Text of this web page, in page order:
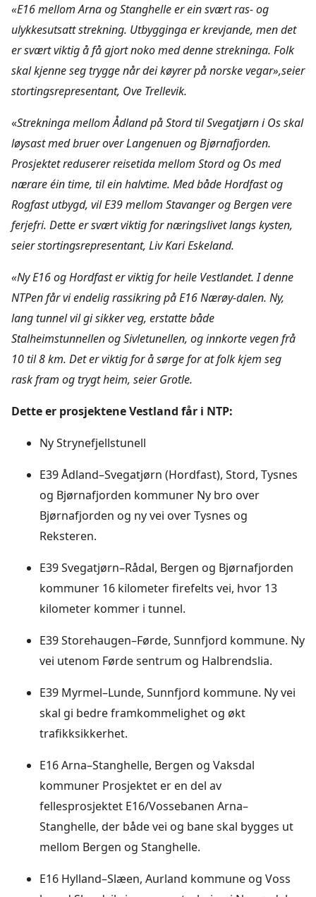
«E16 mellom Arna og Stanghelle er ein svært ras- og
ulykkesutsatt strekning. Utbygginga er krevjande, men det
er svært viktig å få gjort noko med denne strekninga. Folk
skal kjenne seg trygge når dei køyrer på norske vegar»,seier
stortingsrepresentant, Ove Trellevik.
«Strekninga mellom Ådland på Stord til Svegatjørn i Os skal
løysast med bruer over Langenuen og Bjørnafjorden.
Prosjektet reduserer reisetida mellom Stord og Os med
nærare éin time, til ein halvtime. Med både Hordfast og
Rogfast utbygd, vil E39 mellom Stavanger og Bergen vere
ferjefri. Dette er svært viktig for næringslivet langs kysten,
seier stortingsrepresentant, Liv Kari Eskeland.
«Ny E16 og Hordfast er viktig for heile Vestlandet. I denne
NTPen får vi endelig rassikring på E16 Nærøy-dalen. Ny,
lang tunnel vil gi sikker veg, erstatte både
Stalheimstunnellen og Sivletunellen, og innkorte vegen frå
10 til 8 km. Det er viktig for å sørge for at folk kjem seg
rask fram og trygt heim, seier Grotle.
Dette er prosjektene Vestland får i NTP:
Ny Strynefjellstunell
E39 Ådland–Svegatjørn (Hordfast), Stord, Tysnes
og Bjørnafjorden kommuner Ny bro over
Bjørnafjorden og ny vei over Tysnes og
Reksteren.
E39 Svegatjørn–Rådal, Bergen og Bjørnafjorden
kommuner 16 kilometer firefelts vei, hvor 13
kilometer kommer i tunnel.
E39 Storehaugen–Førde, Sunnfjord kommune. Ny
vei utenom Førde sentrum og Halbrendslia.
E39 Myrmel–Lunde, Sunnfjord kommune. Ny vei
skal gi bedre framkommelighet og økt
trafikksikkerhet.
E16 Arna–Stanghelle, Bergen og Vaksdal
kommuner Prosjektet er en del av
fellesprosjektet E16/Vossebanen Arna–
Stanghelle, der både vei og bane skal bygges ut
mellom Bergen og Stanghelle.
E16 Hylland–Slæen, Aurland kommune og Voss